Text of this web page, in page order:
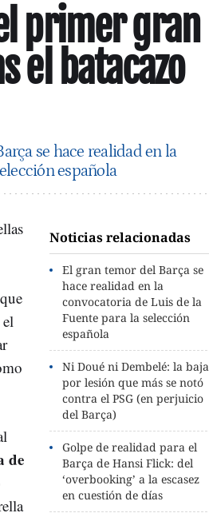
primer gran
el batacazo
se hace realidad en la
española
Noticias relacionadas
El gran temor del Barça se
hace realidad en la
convocatoria de Luis de la
Fuente para la selección
española
Ni Doué ni Dembelé: la baja
por lesión que más se notó
contra el PSG (en perjuicio
del Barça)
Golpe de realidad para el
Barça de Hansi Flick: del
‘overbooking’ a la escasez
en cuestión de días
de